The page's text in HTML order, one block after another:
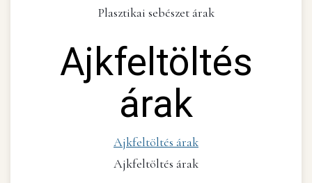
Plasztikai sebészet árak
Ajkfeltöltés
árak
Ajkfeltöltés árak
Ajkfeltöltés árak